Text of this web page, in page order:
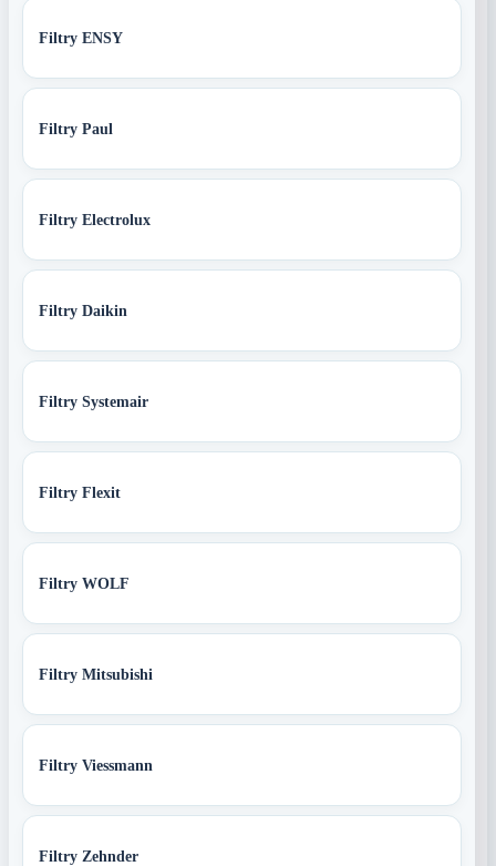
Filtry ENSY
Filtry Paul
Filtry Electrolux
Filtry Daikin
Filtry Systemair
Filtry Flexit
Filtry WOLF
Filtry Mitsubishi
Filtry Viessmann
Filtry Zehnder